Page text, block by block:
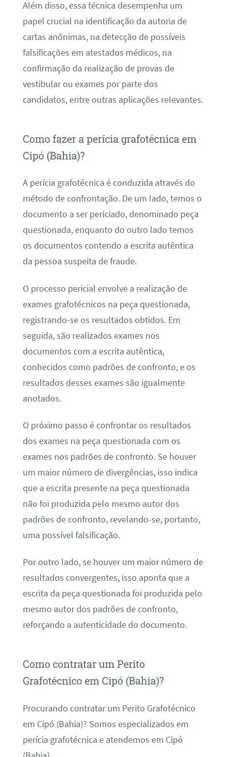
Além disso, essa técnica desempenha um
papel crucial na identificação da autoria de
cartas anônimas, na detecção de possíveis
falsificações em atestados médicos, na
confirmação da realização de provas de
vestibular ou exames por parte dos
candidatos, entre outras aplicações relevantes.
Como fazer a perícia grafotécnica em
Cipó (Bahia)?
A perícia grafotécnica é conduzida através do
método de confrontação. De um lado, temos o
documento a ser periciado, denominado peça
questionada, enquanto do outro lado temos
os documentos contendo a escrita autêntica
da pessoa suspeita de fraude.
O processo pericial envolve a realização de
exames grafotécnicos na peça questionada,
registrando-se os resultados obtidos. Em
seguida, são realizados exames nos
documentos com a escrita autêntica,
conhecidos como padrões de confronto, e os
resultados desses exames são igualmente
anotados.
O próximo passo é confrontar os resultados
dos exames na peça questionada com os
exames nos padrões de confronto. Se houver
um maior número de divergências, isso indica
que a escrita presente na peça questionada
não foi produzida pelo mesmo autor dos
padrões de confronto, revelando-se, portanto,
uma possível falsificação.
Por outro lado, se houver um maior número de
resultados convergentes, isso aponta que a
escrita da peça questionada foi produzida pelo
mesmo autor dos padrões de confronto,
reforçando a autenticidade do documento.
Como contratar um Perito
Grafotécnico em Cipó (Bahia)?
Procurando contratar um Perito Grafotécnico
em Cipó (Bahia)? Somos especializados em
perícia grafotécnica e atendemos em Cipó